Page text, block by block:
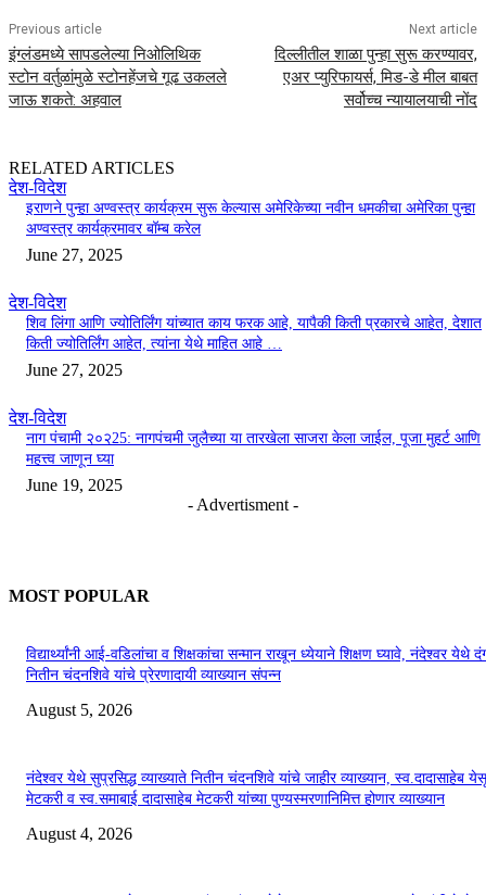
Previous article
इंग्लंडमध्ये सापडलेल्या निओलिथिक
स्टोन वर्तुळांमुळे स्टोनहेंजचे गूढ उकलले
जाऊ शकते: अहवाल
Next article
दिल्लीतील शाळा पुन्हा सुरू करण्यावर,
एअर प्युरिफायर्स, मिड-डे मील बाबत
सर्वोच्च न्यायालयाची नोंद
RELATED ARTICLES
देश-विदेश
इराणने पुन्हा अण्वस्त्र कार्यक्रम सुरू केल्यास अमेरिकेच्या नवीन धमकीचा अमेरिका पुन्हा
अण्वस्त्र कार्यक्रमावर बॉम्ब करेल
June 27, 2025
देश-विदेश
शिव लिंगा आणि ज्योतिर्लिंग यांच्यात काय फरक आहे, यापैकी किती प्रकारचे आहेत, देशात
किती ज्योतिर्लिंग आहेत, त्यांना येथे माहित आहे …
June 27, 2025
देश-विदेश
नाग पंचामी २०२25: नागपंचमी जुलैच्या या तारखेला साजरा केला जाईल, पूजा मुहर्ट आणि
महत्त्व जाणून घ्या
June 19, 2025
- Advertisment -
MOST POPULAR
विद्यार्थ्यांनी आई-वडिलांचा व शिक्षकांचा सन्मान राखून ध्येयाने शिक्षण घ्यावे, नंदेश्वर येथे
नितीन चंदनशिवे यांचे प्रेरणादायी व्याख्यान संपन्न
August 5, 2026
नंदेश्वर येथे सुप्रसिद्ध व्याख्याते नितीन चंदनशिवे यांचे जाहीर व्याख्यान, स्व.दादासाहेब येसू
मेटकरी व स्व.समाबाई दादासाहेब मेटकरी यांच्या पुण्यस्मरणानिमित्त होणार व्याख्यान
August 4, 2026